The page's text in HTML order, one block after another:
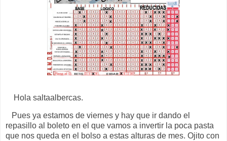
Hola saltaalbercas.
Pues ya estamos de viernes y hay que ir dando el
repasillo al boleto en el que vamos a invertir la poca pasta
que nos queda en el bolso a estas alturas de mes. Ojito con